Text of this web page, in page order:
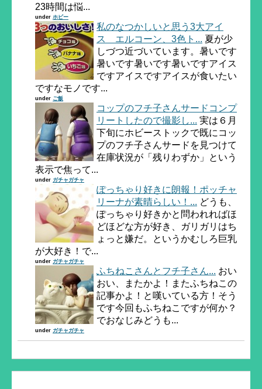
23時間は悩...
under ホビー
私のなつかしいと思う3大アイ
ス エルコーン、3色ト... 夏が少
しづつ近づいています。暑いです
暑いです暑いです暑いですアイス
ですアイスですアイスが食いたい
ですなモノです...
under ご飯
コップのフチ子さんサードコンプ
リートしたので撮影し... 実は６月
下旬にホビーストックで既にコッ
プのフチ子さんサードを見つけて
在庫状況が「残りわずか」という
表示で焦って...
under ガチャガチャ
ぽっちゃり好きに朗報！ポッチャ
リーナが素晴らしい！... どうも、
ぽっちゃり好きかと問われればほ
どほどな方が好き、ガリガリはち
ょっと嫌だ。というかむしろ巨乳
が大好き！で...
under ガチャガチャ
ふちねこさんとフチ子さん... おい
おい、またかよ！またふちねこの
記事かよ！と嘆いている方！そう
です今回もふちねこですが何か？
でおなじみどうも...
under ガチャガチャ